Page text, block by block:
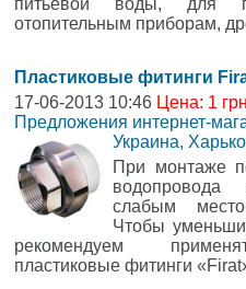
отопительным приборам,
Пластиковые фитинги
17-06-2013 10:46 Цена: 1
Предложения интернет-
Украина,
При монтаже
слабым
Чтобы
рекомендуем
пластиковые фитинги